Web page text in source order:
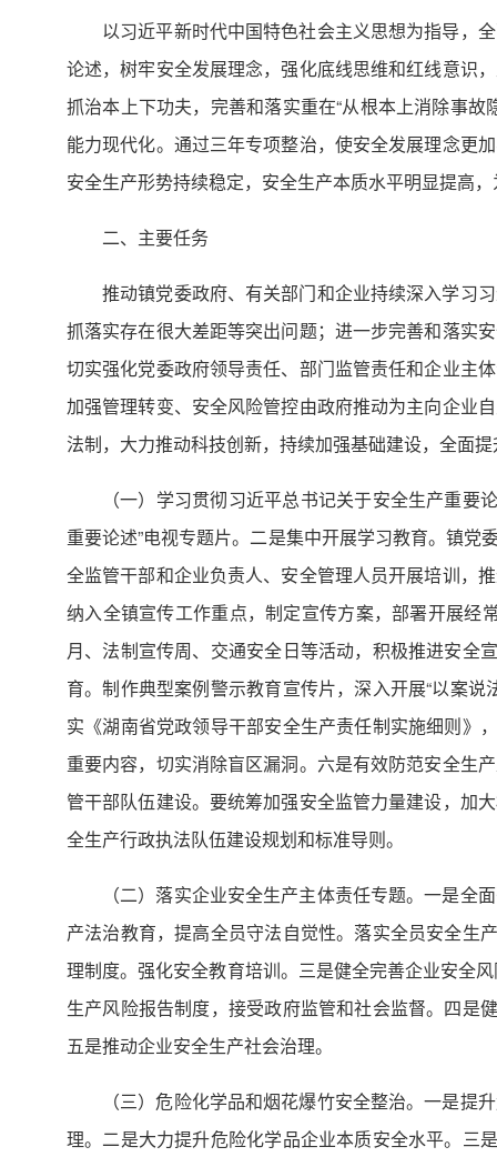
以习近平新时代中国特色社会主义思想为指导，
论述，树牢安全发展理念，强化底线思维和红线意识
抓治本上下功夫，完善和落实重在“从根本上消除事
能力现代化。通过三年专项整治，使安全发展理念更
安全生产形势持续稳定，安全生产本质水平明显提高
二、主要任务
推动镇党委政府、有关部门和企业持续深入学习
抓落实存在很大差距等突出问题；进一步完善和落实
切实强化党委政府领导责任、部门监管责任和企业主
加强管理转变、安全风险管控由政府推动为主向企业
法制，大力推动科技创新，持续加强基础建设，全面
（一）学习贯彻习近平总书记关于安全生产重
重要论述”电视专题片。二是集中开展学习教育。镇
全监管干部和企业负责人、安全管理人员开展培训，
纳入全镇宣传工作重点，制定宣传方案，部署开展经
月、法制宣传周、交通安全日等活动，积极推进安全
育。制作典型案例警示教育宣传片，深入开展“以案
实《湖南省党政领导干部安全生产责任制实施细则》
重要内容，切实消除盲区漏洞。六是有效防范安全生
管干部队伍建设。要统筹加强安全监管力量建设，加
全生产行政执法队伍建设规划和标准导则。
（二）落实企业安全生产主体责任专题。一是
产法治教育，提高全员守法自觉性。落实全员安全生
理制度。强化安全教育培训。三是健全完善企业安全
生产风险报告制度，接受政府监管和社会监督。四是
五是推动企业安全生产社会治理。
（三）危险化学品和烟花爆竹安全整治。一是
理。二是大力提升危险化学品企业本质安全水平。三